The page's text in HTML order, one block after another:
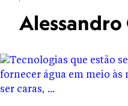
Alessandro